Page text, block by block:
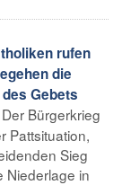
rufen
die
Gebets
Bürgerkrieg
Pattsituation,
Sieg
Niederlage in